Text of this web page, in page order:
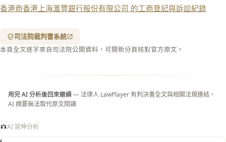
香港商香港上海滙豐銀行股份有限公司 的工商登記與訴訟紀錄
司法院裁判書系統
本頁全文逐字來自司法院公開資料，可開新分頁核對官方原文。
用完 AI 分析後回來繼續— 法律人 LawPlayer 有判決書全文與相關法規連結，
AI 摘要無法取代原文閱讀
AI 延伸分析